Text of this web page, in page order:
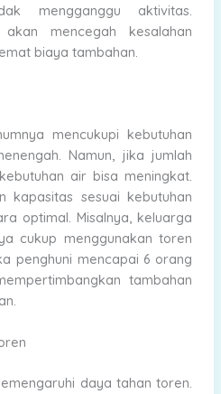
mengganggu aktivitas.
mencegah kesalahan
biaya tambahan.
mencukupi kebutuhan
Namun, jika jumlah
air bisa meningkat.
kapasitas sesuai kebutuhan
optimal. Misalnya, keluarga
cukup menggunakan toren
penghuni mencapai 6 orang
tambahan
daya tahan toren.